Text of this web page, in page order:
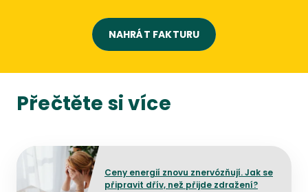
NAHRÁT FAKTURU
Přečtěte si více
Ceny energií znovu znervózňují. Jak se
připravit dřív, než přijde zdražení?
Přejít na detail článku